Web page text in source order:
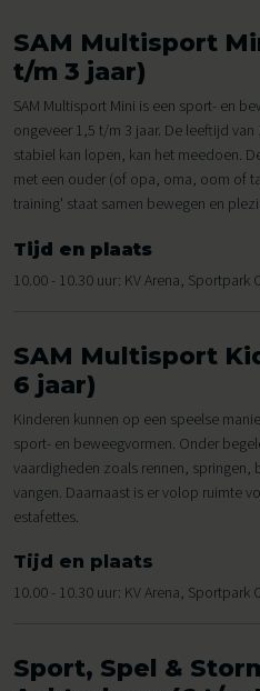
SAM Multisport
t/m 3 jaar)
SAM Multisport Mini is een sport- en
ongeveer 1,5 t/m 3 jaar. De leeftijd
stabiel kan lopen, kan het meedoen.
met een ouder (of opa, oma, oom of
training' staat samen bewegen en
Tijd en plaats
10.00 - 10.30 uur: KV Arena, Sportpark
SAM Multisport
6 jaar)
Kinderen kunnen op een speelse
sport- en beweegvormen. Onder
vaardigheden zoals rennen, springen,
vangen. Daarnaast is er volop ruimte
estafettes.
Tijd en plaats
10.00 - 10.30 uur: KV Arena, Sportpark
Sport, Spel &